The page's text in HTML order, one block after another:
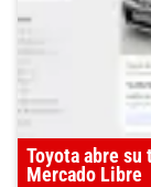
Toyota abre
Mercado Libre